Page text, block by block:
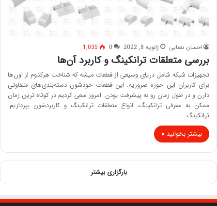
احسان نعنایی ژانویه 8, 2022 0
1,035
بررسی متعلقات ترانکینگ و کاربرد آن‌ها
تجهیزات شبکه شامل دریای وسیعی از قطعات میشه که شناخت هرکدوم از اون‌ها
برای کاربران این حوزه ضروریه. این قطعات خودشون دسته‌بندی‌های متفاوتی
دارن و در طول زمان رو به پیشرفت بودن. امروز سعی کردیم در کوتاه ترین زمان
ممکن به معرفی ترانکینگ، انواع متعلقات ترانکینگ و کاربردشون بپردازیم.
ترانکینگ…
بیشتر بخوانید »
بارگزاری بیشتر